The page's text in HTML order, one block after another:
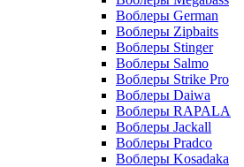
Воблеры German
Воблеры Zipbaits
Воблеры Stinger
Воблеры Salmo
Воблеры Strike Pro
Воблеры Daiwa
Воблеры RAPALA
Воблеры Jackall
Воблеры Pradco
Воблеры Kosadaka